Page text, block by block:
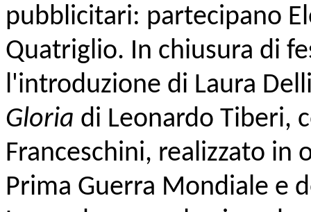
pubblicitari: partecipano
Quatriglio. In chiusura di
l'introduzione di Laura
Gloria di Leonardo Tiberi,
Franceschini, realizzato in
Prima Guerra Mondiale e